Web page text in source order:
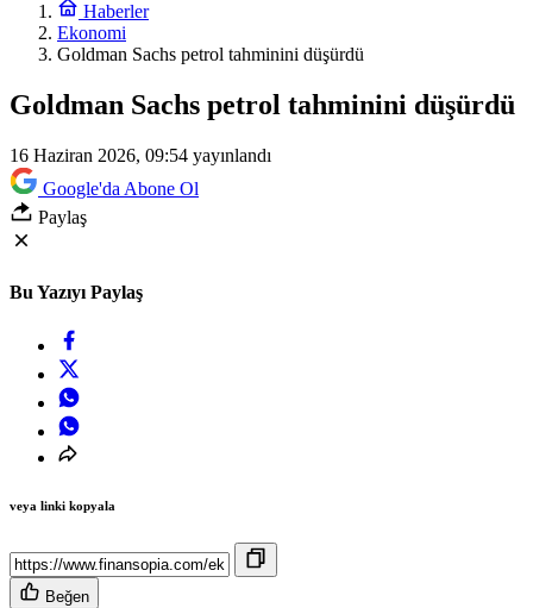
Haberler
Ekonomi
Goldman Sachs petrol tahminini düşürdü
Goldman Sachs petrol tahminini düşürdü
16 Haziran 2026, 09:54 yayınlandı
Google'da Abone Ol
Paylaş
Bu Yazıyı Paylaş
veya linki kopyala
Beğen